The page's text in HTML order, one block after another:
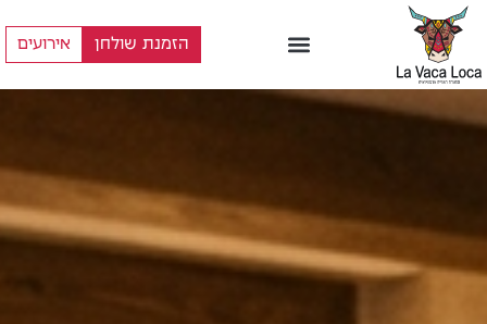
הזמנת שולחן אירועים